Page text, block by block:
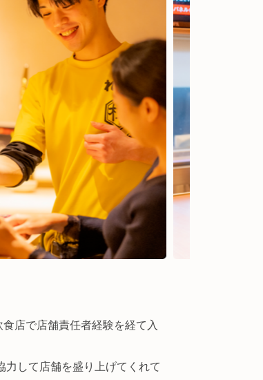
店で店舗責任者経験を経て入
して店舗を盛り上げてくれて